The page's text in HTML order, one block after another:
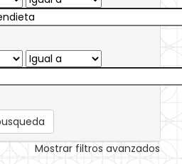
Mostrar filtros avanzados